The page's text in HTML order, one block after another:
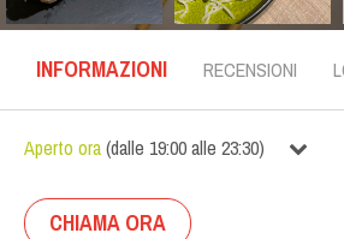
INFORMAZIONI RECENSIONI
Aperto ora(dalle 19:00alle 23:30)
CHIAMA ORA